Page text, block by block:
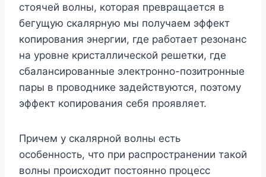
стоячей волны, которая превращается в
бегущую скалярную мы получаем эффект
копирования энергии, где работает резонанс
на уровне кристаллической решетки, где
сбалансированные электронно-позитронные
пары в проводнике задействуются, поэтому
эффект копирования себя проявляет.
Причем у скалярной волны есть
особенность, что при распространении такой
волны происходит постоянно процесс